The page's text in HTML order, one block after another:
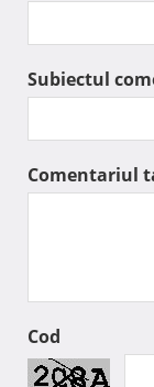
Subiectul
Comentariul
Cod